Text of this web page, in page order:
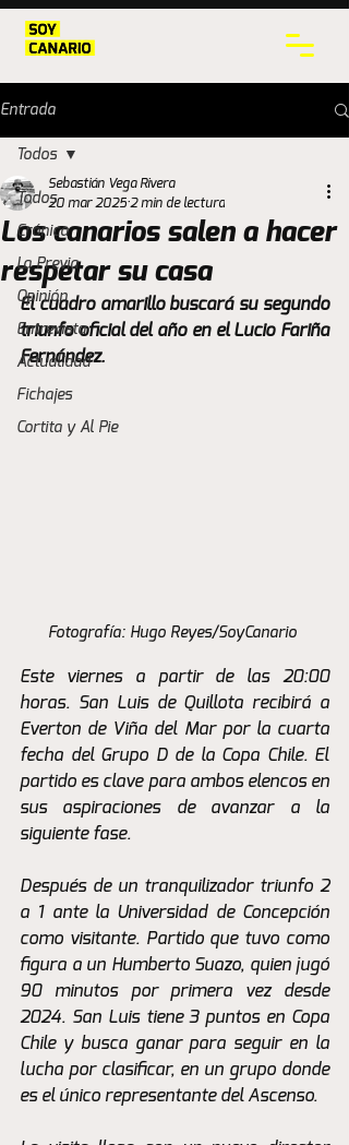
Entrada
Todos
Crónica
La Previa
Opinión
Entrevista
Actualidad
Fichajes
Cortita y Al Pie
Todos
Los canarios salen a hacer
respetar su casa
Sebastián Vega Rivera
20 mar 2025 2 min de lectura
El cuadro amarillo buscará su segundo
triunfo oficial del año en el Lucio Fariña
Fernández.
Fotografía: Hugo Reyes/SoyCanario
Este viernes a partir de las 20:00
horas. San Luis de Quillota recibirá a
Everton de Viña del Mar por la cuarta
fecha del Grupo D de la Copa Chile. El
partido es clave para ambos elencos en
sus aspiraciones de avanzar a la
siguiente fase.
Después de un tranquilizador triunfo 2
a 1 ante la Universidad de Concepción
como visitante. Partido que tuvo como
figura a un Humberto Suazo, quien jugó
90 minutos por primera vez desde
2024. San Luis tiene 3 puntos en Copa
Chile y busca ganar para seguir en la
lucha por clasificar, en un grupo donde
es el único representante del Ascenso.